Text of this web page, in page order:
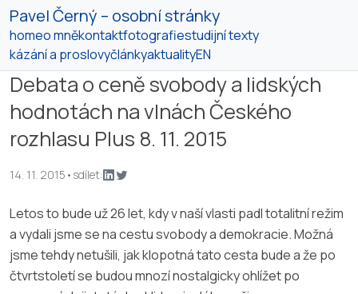
Pavel Černý – osobní stránky
homeo mněkontaktfotografiestudijní texty
kázání a proslovyčlánkyaktualityEN
Debata o ceně svobody a lidských
hodnotách na vlnách Českého
rozhlasu Plus 8. 11. 2015
14. 11. 2015 • sdílet:
Letos to bude už 26 let, kdy v naší vlasti padl totalitní režim
a vydali jsme se na cestu svobody a demokracie. Možná
jsme tehdy netušili, jak klopotná tato cesta bude a že po
čtvrtstoletí se budou mnozí nostalgicky ohlížet po